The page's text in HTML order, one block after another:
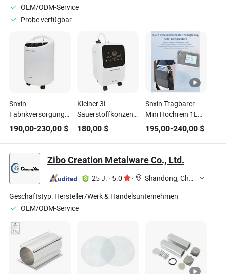
OEM/ODM-Service
Probe verfügbar
Snxin
Fabrikversorgung
5L Medizinischer
Sauerstoffkonzentrator
CE-Zertifikat
190,00-230,00 $
Kleiner 3L
Sauerstoffkonzentrator
Hohe
Produktionsrate
Stabile
Sauerstoffausgabe
Einfach
180,00$
Snxin Tragbarer
Mini Hochrein 1L
Sauerstoffkonzentrator
195,00-240,00$
Zibo Creation Metalware Co., Ltd.
25 J. · 5.0 ·
Shandong, China
Geschäftstyp: Hersteller/Werk & Handelsunternehmen
OEM/ODM-Service